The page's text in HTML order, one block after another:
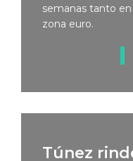
semanas tanto
zona euro.
Túnez